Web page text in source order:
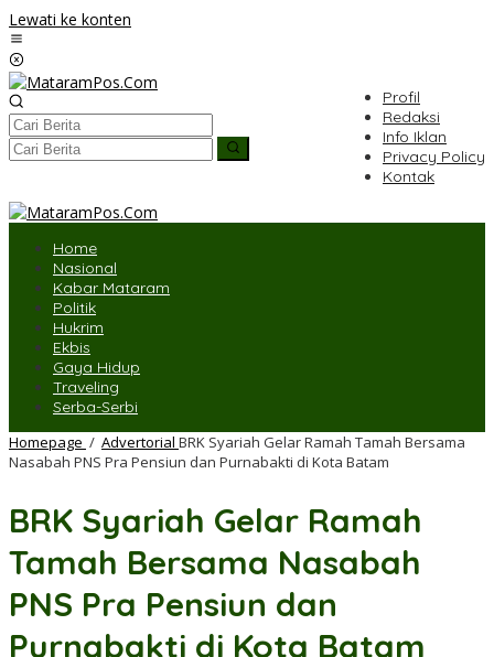
Lewati ke konten
Profil
Redaksi
Info Iklan
Privacy Policy
Kontak
Home
Nasional
Kabar Mataram
Politik
Hukrim
Ekbis
Gaya Hidup
Traveling
Serba-Serbi
Homepage / Advertorial BRK Syariah Gelar Ramah Tamah Bersama
Nasabah PNS Pra Pensiun dan Purnabakti di Kota Batam
BRK Syariah Gelar Ramah
Tamah Bersama Nasabah
PNS Pra Pensiun dan
Purnabakti di Kota Batam